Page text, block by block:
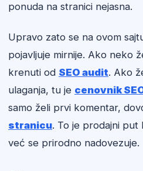
ponuda na stranici nejasna.
Upravo zato se na ovom
pojavljuje mirnije. Ako neko
krenuti od SEO audit. Ako
ulaganja, tu je cenovnik
samo želi prvi komentar,
stranicu. To je prodajni put
već se prirodno nadovezuje.